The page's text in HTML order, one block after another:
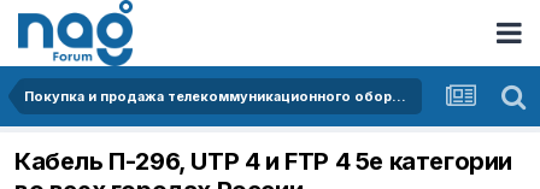
Покупка и продажа телекоммуникационного оборудования
Кабель П-296, UTP 4 и FTP 4 5е категории